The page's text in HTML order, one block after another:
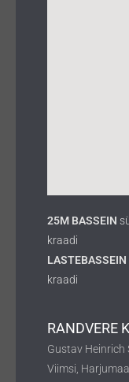
25M BASSEIN
kraadi
LASTEBASSEIN
kraadi
RANDVERE
Gustav Heinrich
Viimsi, Harjumaa